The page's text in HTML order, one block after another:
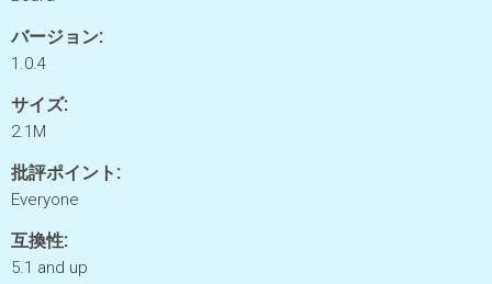
バージョン:
1.0.4
サイズ:
2.1M
批評ポイント:
Everyone
互換性:
5.1 and up